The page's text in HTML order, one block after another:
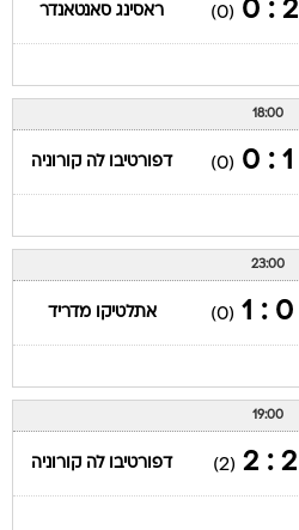
2 : 0
(0) ראסינג סאנטאנדר
18:00
1 : 0
(0) דפורטיבו לה קורוניה
23:00
0 : 1
(0) אתלטיקו מדריד
19:00
2 : 2
(2) דפורטיבו לה קורוניה